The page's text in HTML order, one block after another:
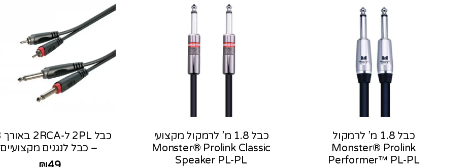
כבל 1.8 מ’ לרמקול
Monster® Prolink
Performer™ PL-PL
כבל 1.8 מ’ לרמקול מקצועי
Monster® Prolink Classic
Speaker PL-PL
– כבל לנגנים מקצועיים